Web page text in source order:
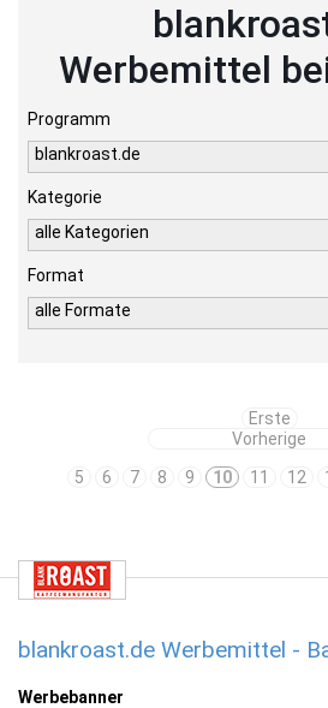
Werbemittel
Programm
blankroast.de
Kategorie
alle Kategorien
Format
alle Formate
Erste
Vorherige
5
6 7 8 9 10 11 12
blankroast.de Werbemittel -
Werbebanner